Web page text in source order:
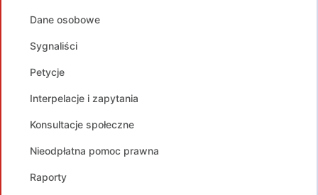
Dane osobowe
Sygnaliści
Petycje
Interpelacje i zapytania
Konsultacje społeczne
Nieodpłatna pomoc prawna
Raporty